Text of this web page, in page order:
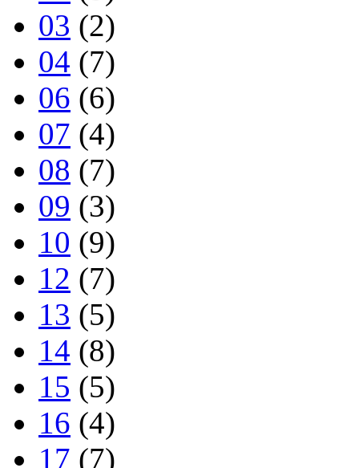
03 (2)
04 (7)
06 (6)
07 (4)
08 (7)
09 (3)
10 (9)
12 (7)
13 (5)
14 (8)
15 (5)
16 (4)
17 (7)